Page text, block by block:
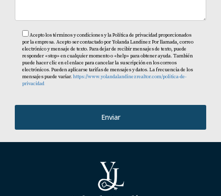
Acepto los términos y condiciones y la Política de privacidad proporcionados
por la empresa. Acepto ser contactado por Yolanda Landinez Por llamada, correo
electrónico y mensaje de texto. Para dejar de recibir mensajes de texto, puede
responder «stop» en cualquier momento o «help» para obtener ayuda. También
puede hacer clic en el enlace para cancelar la suscripción en los correos
electrónicos. Pueden aplicarse tarifas de mensajes y datos. La frecuencia de los
mensajes puede variar. https://www.yolandalandinezrealtor.com/politica-de-
privacidad
Enviar